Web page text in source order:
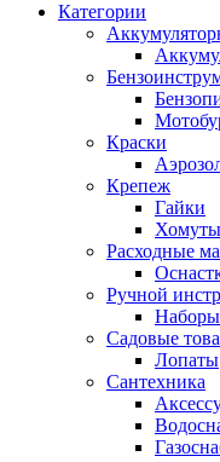
Категории
Краски
Крепеж
Гайки
Хомуты
Расходные
Ручной
Наборы
Садовые
Лопаты
Сантехника